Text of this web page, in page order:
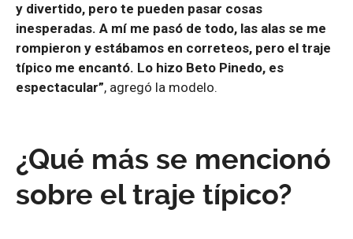
y divertido, pero te pueden pasar cosas
inesperadas. A mí me pasó de todo, las alas se me
rompieron y estábamos en correteos, pero el traje
típico me encantó. Lo hizo Beto Pinedo, es
espectacular”, agregó la modelo.
¿Qué más se mencionó
sobre el traje típico?